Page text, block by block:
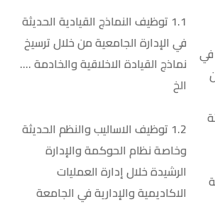
في
1.1 توظيف النماذج القيادية الحديثة
في الإدارة الجامعية من خلال ترسيخ
نماذج القيادة الاخلاقية والخادمة ….
الخ
1.2 توظيف الاساليب والنظم الحديثة
وخاصة نظام الحوكمة والإدارة
الرشيدة خلال إدارة العمليات
الاكاديمية والإدارية في الجامعة